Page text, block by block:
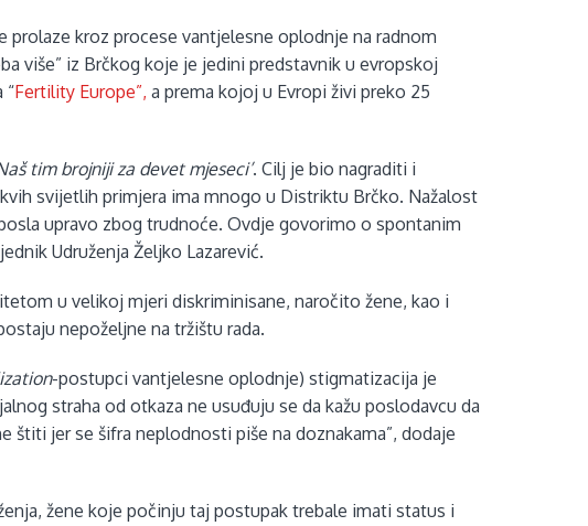
prolaze kroz procese vantjelesne oplodnje na radnom
više” iz Brčkog koje je jedini predstavnik u evropskoj
“Fertility Europe”, a prema kojoj u Evropi živi preko 25
tim brojniji za devet mjeseci’. Cilj je bio nagraditi i
svijetlih primjera ima mnogo u Distriktu Brčko. Nažalost
upravo zbog trudnoće. Ovdje govorimo o spontanim
Udruženja Željko Lazarević.
u velikoj mjeri diskriminisane, naročito žene, kao i
nepoželjne na tržištu rada.
-postupci vantjelesne oplodnje) stigmatizacija je
straha od otkaza ne usuđuju se da kažu poslodavcu da
štiti jer se šifra neplodnosti piše na doznakama”, dodaje
žene koje počinju taj postupak trebale imati status i